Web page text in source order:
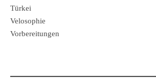
Türkei
Velosophie
Vorbereitungen